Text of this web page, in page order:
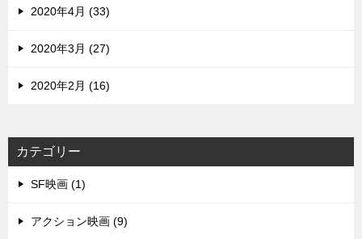
2020年4月 (33)
2020年3月 (27)
2020年2月 (16)
カテゴリー
SF映画 (1)
アクション映画 (9)